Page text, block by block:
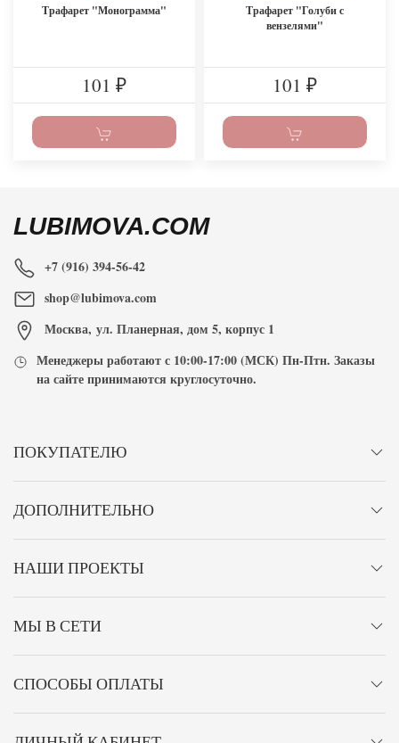
Трафарет "Монограмма"
101 ₽
Трафарет "Голуби с
вензелями"
101 ₽
LUBIMOVA.COM
+7 (916) 394-56-42
shop@lubimova.com
Москва, ул. Планерная, дом 5, корпус 1
Менеджеры работают с 10:00-17:00(МСК) Пн-Птн. Заказы
на сайте принимаются круглосуточно.
ПОКУПАТЕЛЮ
ДОПОЛНИТЕЛЬНО
НАШИ ПРОЕКТЫ
МЫ В СЕТИ
СПОСОБЫ ОПЛАТЫ